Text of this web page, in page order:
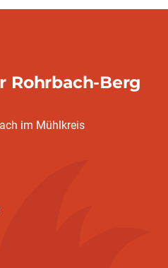
Rohrbach-Berg
im Mühlkreis